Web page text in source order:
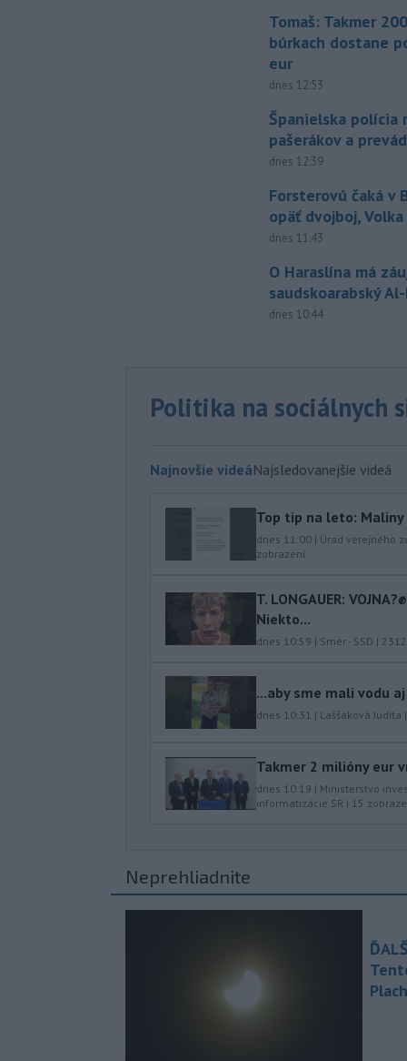
Tomaš: Takmer
búrkach dostane
eur
dnes 12:53
Španielska polícia
pašerákov a
dnes 12:39
Forsterovú čaká v
opäť dvojboj,
dnes 11:43
O Haraslína má
saudskoarabský
dnes 10:44
Politika na sociálnych
Najnovšie videáNajsledovanejšie videá
Top tip na leto:
dnes 11:00 | Úrad verejného
zobrazení
T. LONGAUER:
Niekto...
dnes 10:59 | Smer - SSD | 2312
...aby sme mali vodu
dnes 10:31 | Laššáková Judita |
Takmer 2 milióny eur
dnes 10:19 | Ministerstvo
informatizácie SR | 15
Neprehliadnite